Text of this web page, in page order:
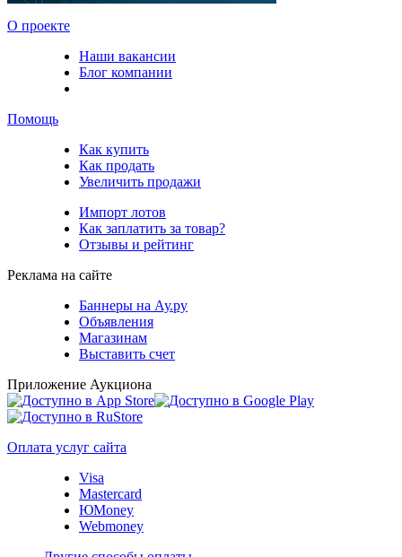
О проекте
Наши вакансии
Блог компании
Помощь
Как купить
Как продать
Увеличить продажи
Импорт лотов
Как заплатить за товар?
Отзывы и рейтинг
Реклама на сайте
Баннеры на Ау.ру
Объявления
Магазинам
Выставить счет
Приложение Аукциона
Оплата услуг сайта
Visa
Mastercard
ЮMoney
Webmoney